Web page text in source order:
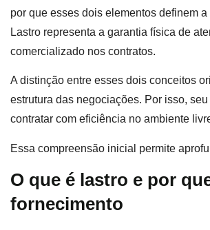
por que esses dois elementos definem
Lastro representa a garantia física de
comercializado nos contratos.
A distinção entre esses dois conceitos
estrutura das negociações. Por isso,
contratar com eficiência no ambiente
Essa compreensão inicial permite
O que é lastro e por
fornecimento